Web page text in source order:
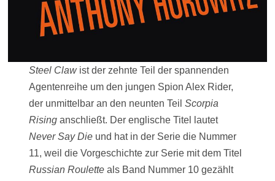
Steel Claw ist der zehnte Teil der spannenden
Agentenreihe um den jungen Spion Alex Rider,
der unmittelbar an den neunten Teil Scorpia
Rising anschließt. Der englische Titel lautet
Never Say Dieund hat in der Serie die Nummer
11, weil die Vorgeschichte zur Serie mit dem Titel
Russian Rouletteals Band Nummer 10 gezählt